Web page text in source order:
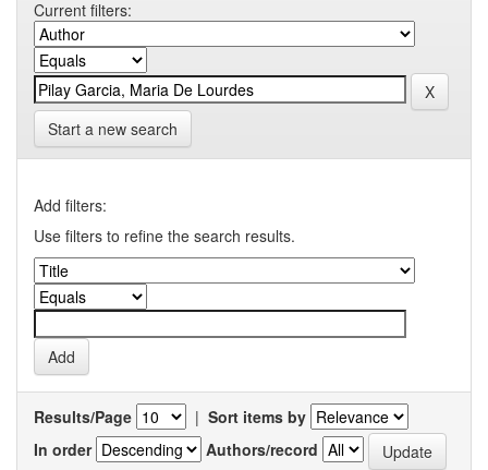
Current filters:
Start a new search
Add filters:
Use filters to refine the search results.
Results/Page | Sort items by
In order
Authors/record